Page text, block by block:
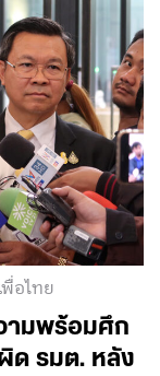
อไทย
ามพร้อมศึก
ด รมต. หลัง